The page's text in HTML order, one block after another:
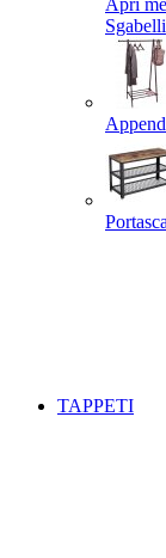
Apri
Sgabelli
TAPPETI